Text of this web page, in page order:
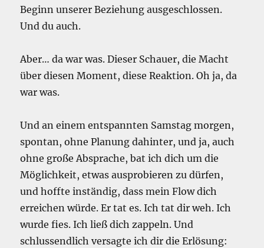
Beginn unserer Beziehung ausgeschlossen.
Und du auch.
Aber… da war was. Dieser Schauer, die Macht
über diesen Moment, diese Reaktion. Oh ja, da
war was.
Und an einem entspannten Samstag morgen,
spontan, ohne Planung dahinter, und ja, auch
ohne große Absprache, bat ich dich um die
Möglichkeit, etwas ausprobieren zu dürfen,
und hoffte inständig, dass mein Flow dich
erreichen würde. Er tat es. Ich tat dir weh. Ich
wurde fies. Ich ließ dich zappeln. Und
schlussendlich versagte ich dir die Erlösung: